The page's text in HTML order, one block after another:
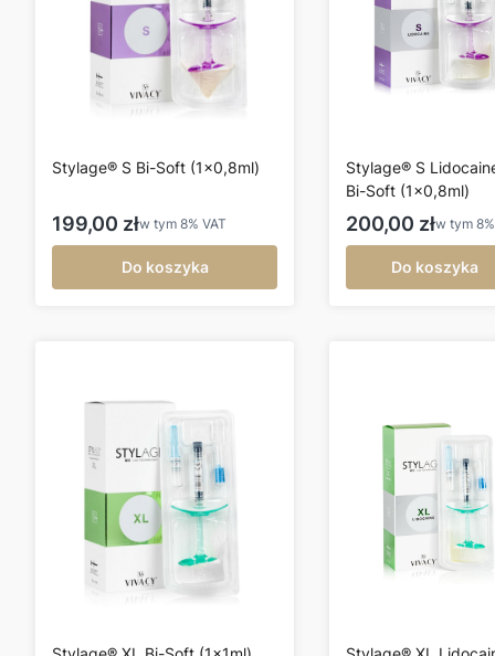
Stylage® S Bi-Soft (1x0,8ml)
Cena brutto
199,00 złw tym 8% VAT
Do koszyka
Stylage® S
Bi-Soft (1x0,8ml)
Cena brutto
200,00 złw tym
Do koszyka